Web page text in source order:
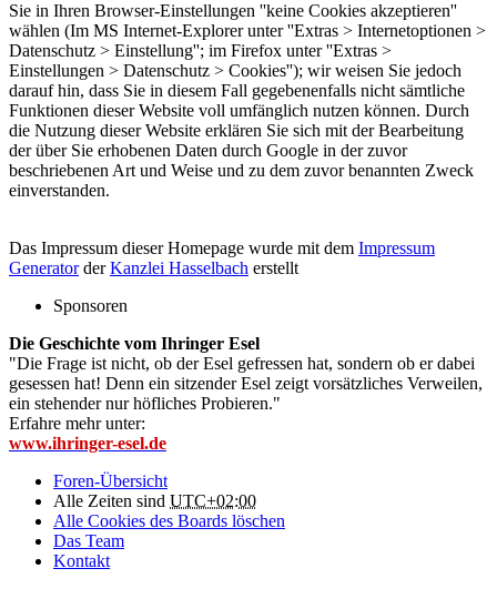
Sie in Ihren Browser-Einstellungen ''keine Cookies akzeptieren''
wählen (Im MS Internet-Explorer unter ''Extras > Internetoptionen >
Datenschutz > Einstellung''; im Firefox unter ''Extras >
Einstellungen > Datenschutz > Cookies''); wir weisen Sie jedoch
darauf hin, dass Sie in diesem Fall gegebenenfalls nicht sämtliche
Funktionen dieser Website voll umfänglich nutzen können. Durch
die Nutzung dieser Website erklären Sie sich mit der Bearbeitung
der über Sie erhobenen Daten durch Google in der zuvor
beschriebenen Art und Weise und zu dem zuvor benannten Zweck
einverstanden.
Das Impressum dieser Homepage wurde mit dem Impressum
GeneratorderKanzlei Hasselbach erstellt
Sponsoren
Die Geschichte vom Ihringer Esel
"Die Frage ist nicht, ob der Esel gefressen hat, sondern ob er dabei
gesessen hat! Denn ein sitzender Esel zeigt vorsätzliches Verweilen,
ein stehender nur höfliches Probieren."
Erfahre mehr unter:
www.ihringer-esel.de
Foren-Übersicht
Alle Zeiten sind UTC+02:00
Alle Cookies des Boards löschen
Das Team
Kontakt